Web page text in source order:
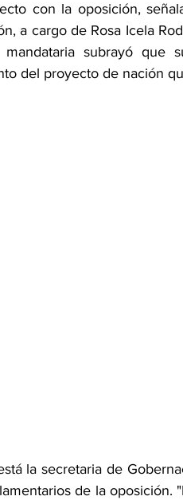
con la oposición,
a cargo de Rosa Icela
mandataria subrayó
del proyecto de nación
la secretaria de
de la oposición.